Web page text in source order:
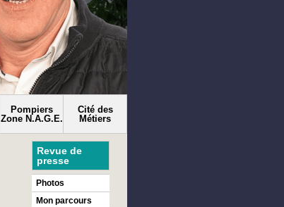
Pompiers
Zone N.A.G.E.
Cité des
Métiers
Revue de
presse
Photos
Mon parcours